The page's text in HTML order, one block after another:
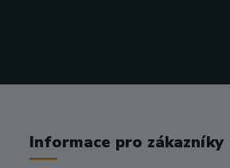
Informace pro zákazníky